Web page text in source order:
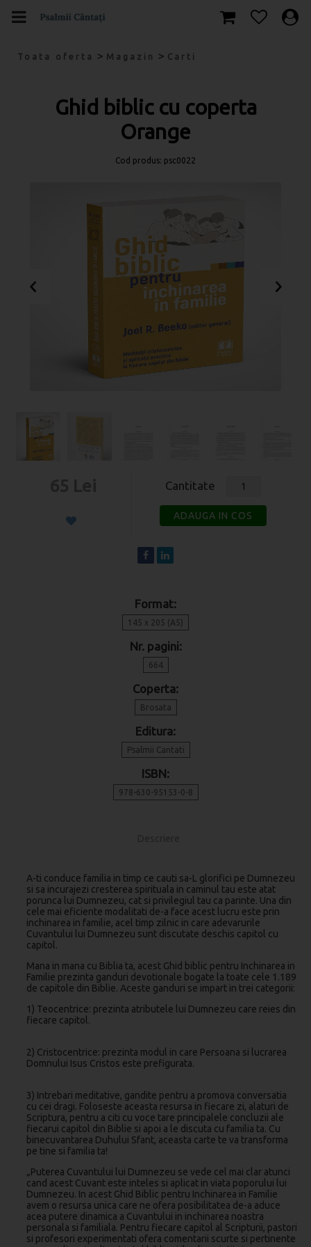
Toata oferta > Magazin > Carti
Ghid biblic cu coperta
Orange
Cod produs: psc0022
Cantitate
ADAUGA IN COS
Format:
145 x 205 (A5)
Nr. pagini:
664
Coperta:
Brosata
Editura:
Psalmii Cantati
ISBN:
978-630-95153-0-8
A-ti conduce familia in timp ce cauti sa-L glorifici pe Dumnezeu
si sa incurajezi cresterea spirituala in caminul tau este atat
porunca lui Dumnezeu, cat si privilegiul tau ca parinte. Una din
cele mai eficiente modalitati de-a face acest lucru este prin
inchinarea in familie, acel timp zilnic in care adevarurile
Cuvantului lui Dumnezeu sunt discutate deschis capitol cu
capitol.
Mana in mana cu Biblia ta, acest Ghid biblic pentru Inchinarea in
Familie prezinta ganduri devotionale bogate la toate cele 1.189
de capitole din Biblie. Aceste ganduri se impart in trei categorii:
1) Teocentrice: prezinta atributele lui Dumnezeu care reies din
fiecare capitol.
2) Cristocentrice: prezinta modul in care Persoana si lucrarea
Domnului Isus Cristos este prefigurata.
3) Intrebari meditative, gandite pentru a promova conversatia
cu cei dragi. Foloseste aceasta resursa in fiecare zi, alaturi de
Scriptura, pentru a citi cu voce tare principalele concluzii ale
fiecarui capitol din Biblie si apoi a le discuta cu familia ta. Cu
binecuvantarea Duhului Sfant, aceasta carte te va transforma
pe tine si familia ta!
„Puterea Cuvantului lui Dumnezeu se vede cel mai clar atunci
cand acest Cuvant este inteles si aplicat in viata poporului lui
Dumnezeu. In acest Ghid Biblic pentru Inchinarea in Familie
avem o resursa unica care ne ofera posibilitatea de-a aduce
acea putere dinamica a Cuvantului in inchinarea noastra
personala si familiala. Pentru fiecare capitol al Scripturii, pastori
si profesori experimentati ofera comentarii scurte si pertinente